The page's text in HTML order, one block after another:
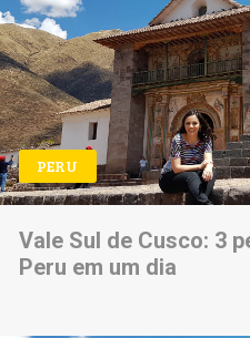
PERU
Vale Sul de Cusco: 3
Peru em um dia